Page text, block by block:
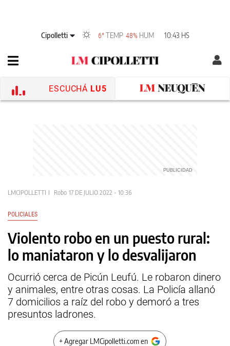
Cipolletti 6° TEMP 48% HUM 10:43 HS
ESCUCHÁ LU5
LMCIPOLLETTI Robo 17 DE JULIO 2022 - 10:36
POLICIALES
Violento robo en un puesto rural:
lo maniataron y lo desvalijaron
Ocurrió cerca de Picún Leufú. Le robaron dinero
y animales, entre otras cosas. La Policía allanó
7 domicilios a raíz del robo y demoró a tres
presuntos ladrones.
+ Agregar LMCipolletti.com en